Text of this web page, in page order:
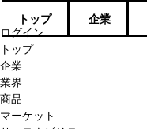
ログイン
トップ
企業
業界
商品
マーケット
トップ 企業